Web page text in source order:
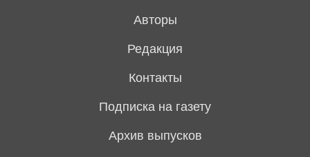
Авторы
Редакция
Контакты
Подписка на газету
Архив выпусков